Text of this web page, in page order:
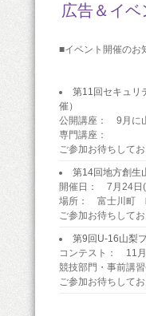
広告＆イベ
■イベント開催のお
第11回セキュリ
催）
公開講座： 9月に
専門講座：
ご参加お待ちしてお
第14回地方創生
開催日： 7月24日
場所： 富士川町
ご参加お待ちしてお
第9回U-16山梨
コンテスト： 11
競技部門・事前講
ご参加お待ちしてお